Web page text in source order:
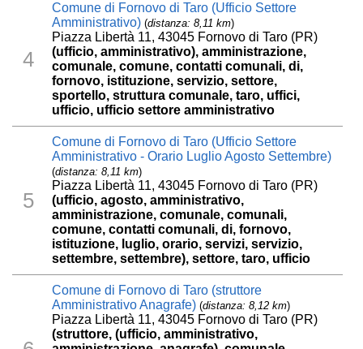
4
Comune di Fornovo di Taro (Ufficio Settore
Amministrativo) (distanza: 8,11 km)
Piazza Libertà 11, 43045 Fornovo di Taro (PR)
(ufficio, amministrativo), amministrazione,
comunale, comune, contatti comunali, di,
fornovo, istituzione, servizio, settore,
sportello, struttura comunale, taro, uffici,
ufficio, ufficio settore amministrativo
5
Comune di Fornovo di Taro (Ufficio Settore
Amministrativo - Orario Luglio Agosto Settembre)
(distanza: 8,11 km)
Piazza Libertà 11, 43045 Fornovo di Taro (PR)
(ufficio, agosto, amministrativo,
amministrazione, comunale, comunali,
comune, contatti comunali, di, fornovo,
istituzione, luglio, orario, servizi, servizio,
settembre, settembre), settore, taro, ufficio
Comune di Fornovo di Taro (struttore
Amministrativo Anagrafe) (distanza: 8,12 km)
Piazza Libertà 11, 43045 Fornovo di Taro (PR)
(struttore, (ufficio, amministrativo,